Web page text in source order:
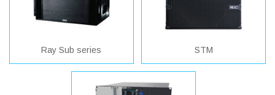
Ray Sub series STM